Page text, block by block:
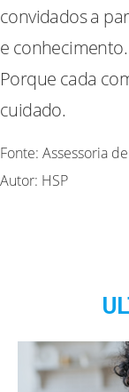
convidados a
e conhecimento.
Porque cada
cuidado.
Fonte: Assessoria
Autor: HSP